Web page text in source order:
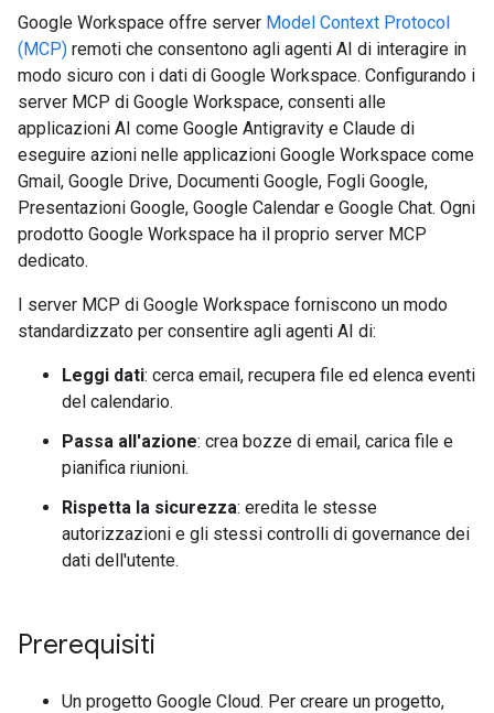
Google Workspace offre server Model Context Protocol
(MCP) remoti che consentono agli agenti AI di interagire in
modo sicuro con i dati di Google Workspace. Configurando i
server MCP di Google Workspace, consenti alle
applicazioni AI come Google Antigravity e Claude di
eseguire azioni nelle applicazioni Google Workspace come
Gmail, Google Drive, Documenti Google, Fogli Google,
Presentazioni Google, Google Calendar e Google Chat. Ogni
prodotto Google Workspace ha il proprio server MCP
dedicato.
I server MCP di Google Workspace forniscono un modo
standardizzato per consentire agli agenti AI di:
Leggi dati: cerca email, recupera file ed elenca eventi
del calendario.
Passa all'azione: crea bozze di email, carica file e
pianifica riunioni.
Rispetta la sicurezza: eredita le stesse
autorizzazioni e gli stessi controlli di governance dei
dati dell'utente.
Prerequisiti
Un progetto Google Cloud. Per creare un progetto,